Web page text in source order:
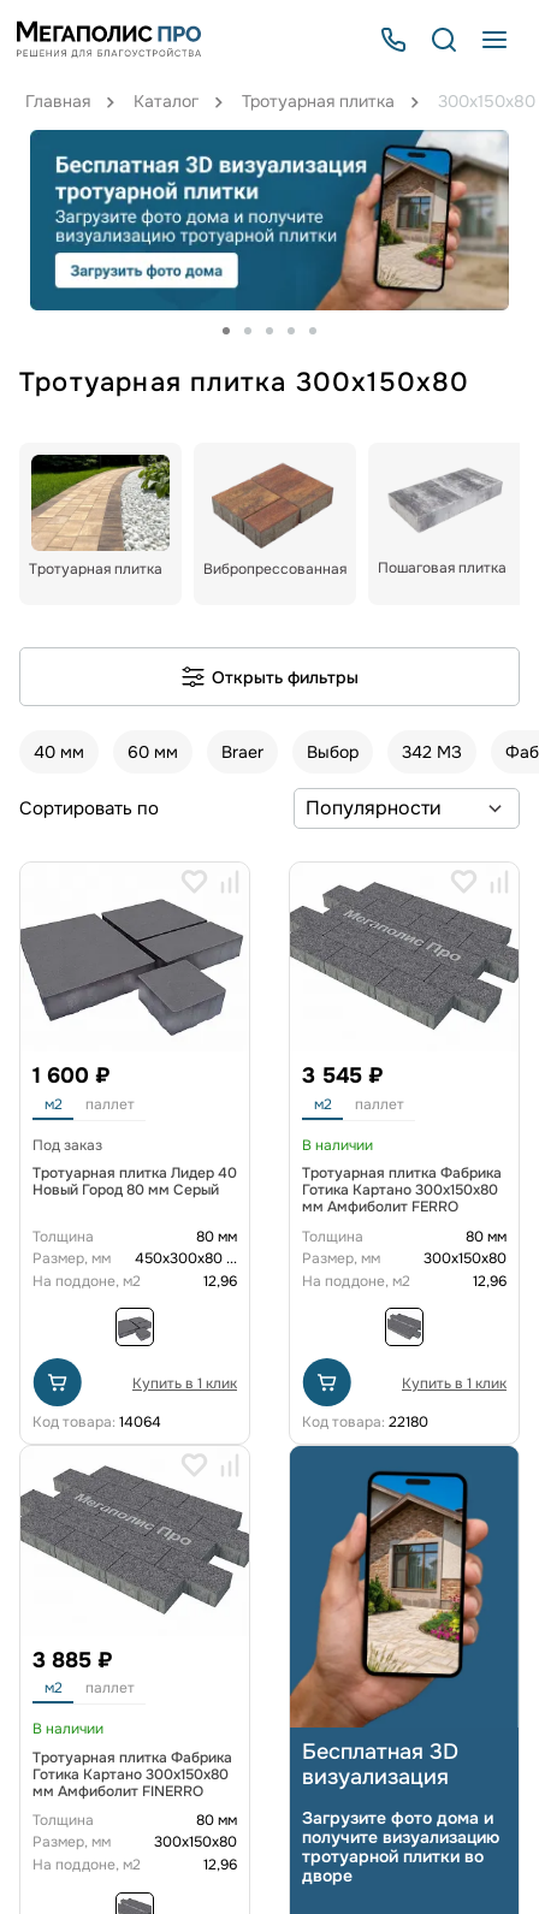
Главная Каталог Тротуарная плитка 300х150х80
Тротуарная плитка 300х150х80
Тротуарная плитка Вибропрессованная Пошаговая плитка
Открыть фильтры
40 мм 60 мм Braer Выбор 342 МЗ
Сортировать по
1 600 ₽
м2 паллет
Под заказ
Тротуарная плитка Лидер 40
Новый Город 80 мм Серый
Толщина
80 мм
Размер, мм
450х300х80...
На поддоне, м2
12,96
Купить в 1 клик
Код товара: 14064
3 545 ₽
м2 паллет
В наличии
Тротуарная плитка Фабрика
Готика Картано 300х150х80
мм Амфиболит FERRO
Толщина
80 мм
Размер, мм
300х150х80
На поддоне, м2
12,96
Купить в 1 клик
Код товара: 22180
3 885 ₽
м2 паллет
В наличии
Тротуарная плитка Фабрика
Готика Картано 300х150х80
мм Амфиболит FINERRO
Толщина
80 мм
Размер, мм
300х150х80
На поддоне, м2
12,96
Бесплатная 3D
визуализация
Загрузите фото дома и
получите визуализацию
тротуарной плитки во
дворе